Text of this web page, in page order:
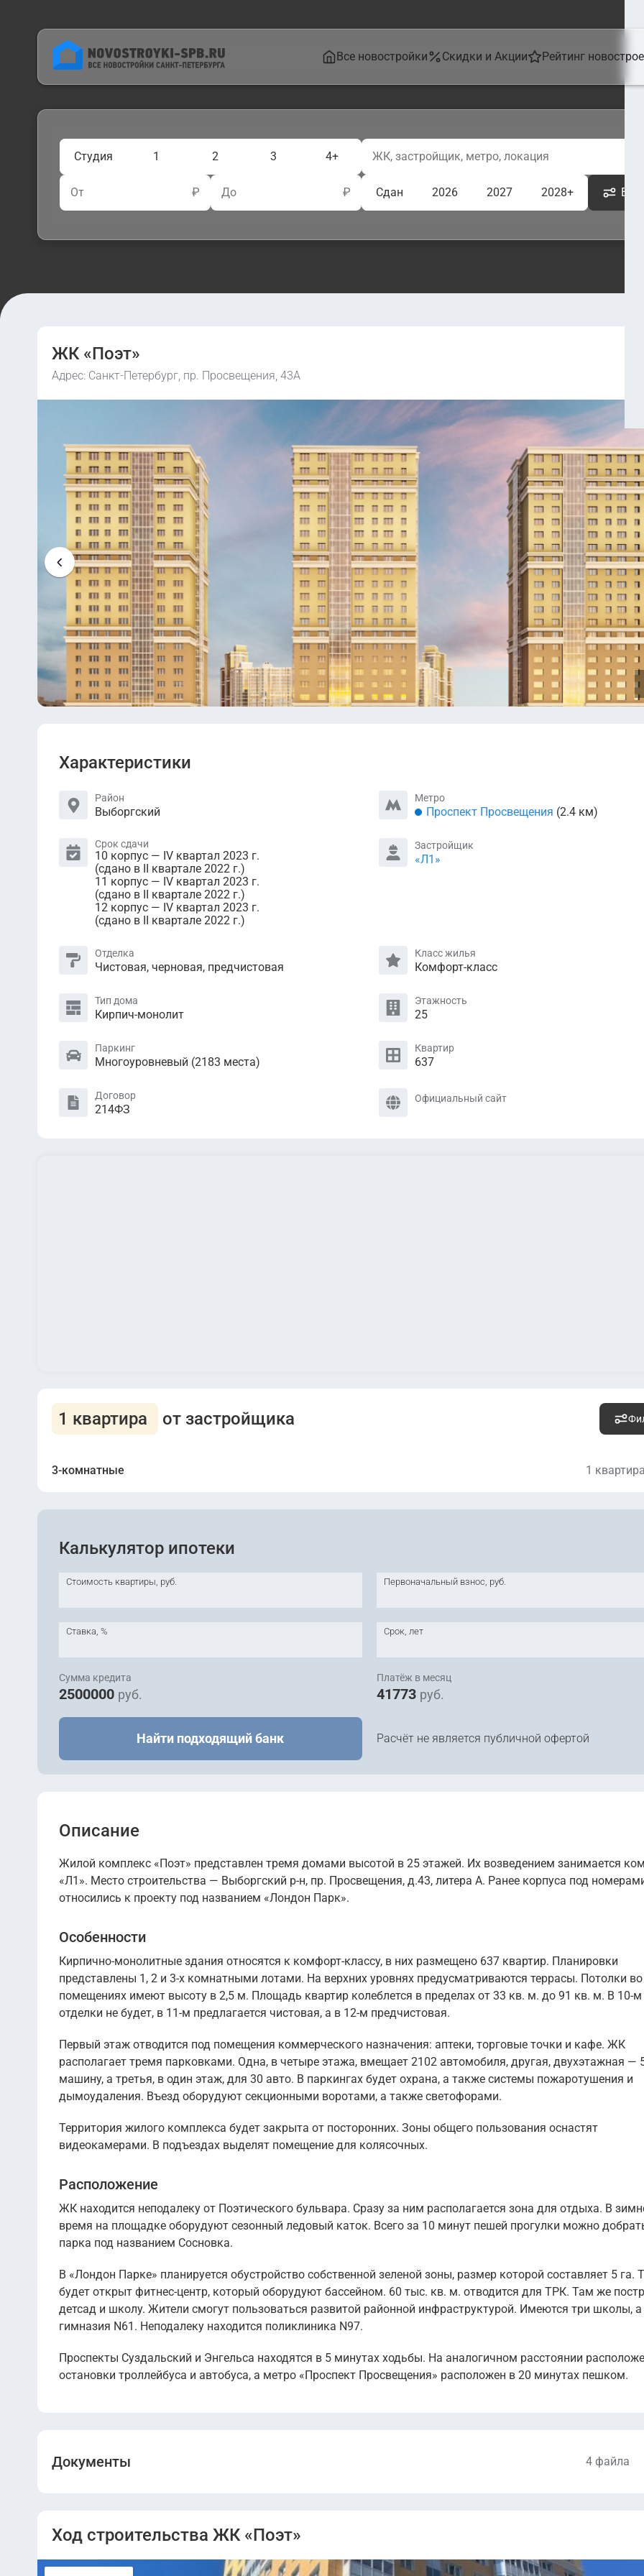
Все новостройки Скидки и Акции Рейтинг
Студия 1 2 3 4+
От ₽ До ₽ Сдан 2026 2027 2028+ Ещё
ЖК «Поэт»
Адрес: Санкт-Петербург, пр. Просвещения, 43А
Характеристики
Район
Выборгский
Метро
Проспект Просвещения (2.4 км)
Срок сдачи
10 корпус — IV квартал 2023 г.
(сдано в II квартале 2022 г.)
11 корпус — IV квартал 2023 г.
(сдано в II квартале 2022 г.)
12 корпус — IV квартал 2023 г.
(сдано в II квартале 2022 г.)
Застройщик
«Л1»
Отделка
Чистовая, черновая, предчистовая
Класс жилья
Комфорт-класс
Тип дома
Кирпич-монолит
Этажность
25
Паркинг
Многоуровневый (2183 местa)
Квартир
637
Договор
214ФЗ
Официальный сайт
1 квартира от застройщика
3-комнатные 1 квартира
Калькулятор ипотеки
Стоимость квартиры, руб. Первоначальный взнос, руб.
Ставка, % Срок, лет
Сумма кредита
2500000 руб.
Платёж в месяц
41773 руб.
Найти подходящий банк Расчёт не является публичной офертой
Описание
Жилой комплекс «Поэт» представлен тремя домами высотой в 25 этажей. Их возведением занимается
«Л1». Место строительства — Выборгский р-н, пр. Просвещения, д.43, литера А. Ранее корпуса под
относились к проекту под названием «Лондон Парк».
Особенности
Кирпично-монолитные здания относятся к комфорт-классу, в них размещено 637 квартир. Планировки
представлены 1, 2 и 3-х комнатными лотами. На верхних уровнях предусматриваются террасы. Потолки во
помещениях имеют высоту в 2,5 м. Площадь квартир колеблется в пределах от 33 кв. м. до 91 кв. м. В 10-
отделки не будет, в 11-м предлагается чистовая, а в 12-м предчистовая.
Первый этаж отводится под помещения коммерческого назначения: аптеки, торговые точки и кафе. ЖК
располагает тремя парковками. Одна, в четыре этажа, вмещает 2102 автомобиля, другая, двухэтажная —
машину, а третья, в один этаж, для 30 авто. В паркингах будет охрана, а также системы пожаротушения и
дымоудаления. Въезд оборудуют секционными воротами, а также светофорами.
Территория жилого комплекса будет закрыта от посторонних. Зоны общего пользования оснастят
видеокамерами. В подъездах выделят помещение для колясочных.
Расположение
ЖК находится неподалеку от Поэтического бульвара. Сразу за ним располагается зона для отдыха. В
время на площадке оборудуют сезонный ледовый каток. Всего за 10 минут пешей прогулки можно
парка под названием Сосновка.
В «Лондон Парке» планируется обустройство собственной зеленой зоны, размер которой составляет 5 га.
будет открыт фитнес-центр, который оборудуют бассейном. 60 тыс. кв. м. отводится для ТРК. Там же
детсад и школу. Жители смогут пользоваться развитой районной инфраструктурой. Имеются три школы,
гимназия N61. Неподалеку находится поликлиника N97.
Проспекты Суздальский и Энгельса находятся в 5 минутах ходьбы. На аналогичном расстоянии
остановки троллейбуса и автобуса, а метро «Проспект Просвещения» расположен в 20 минутах пешком.
Документы 4 файла
Проектная декларация от 08.09.2021.pdf Разрешение на ввод в эксплуатацию.pdf
Ход строительства ЖК «Поэт»